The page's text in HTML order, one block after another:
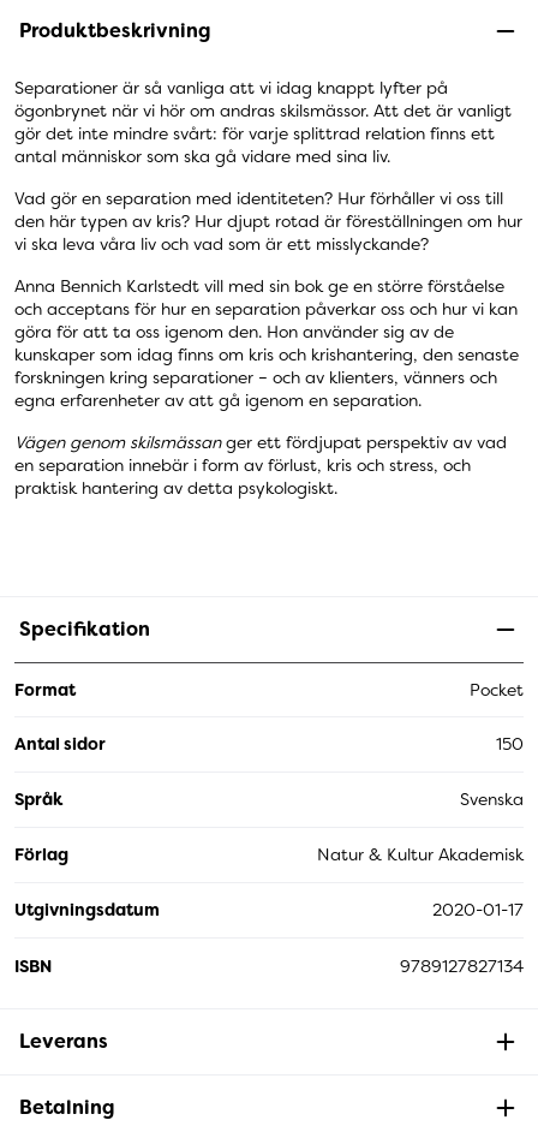
Produktbeskrivning
Separationer är så vanliga att vi idag knappt lyfter på
ögonbrynet när vi hör om andras skilsmässor. Att det är vanligt
gör det inte mindre svårt: för varje splittrad relation finns ett
antal människor som ska gå vidare med sina liv.
Vad gör en separation med identiteten? Hur förhåller vi oss till
den här typen av kris? Hur djupt rotad är föreställningen om hur
vi ska leva våra liv och vad som är ett misslyckande?
Anna Bennich Karlstedt vill med sin bok ge en större förståelse
och acceptans för hur en separation påverkar oss och hur vi kan
göra för att ta oss igenom den. Hon använder sig av de
kunskaper som idag finns om kris och krishantering, den senaste
forskningen kring separationer – och av klienters, vänners och
egna erfarenheter av att gå igenom en separation.
Vägen genom skilsmässanger ett fördjupat perspektiv av vad
en separation innebär i form av förlust, kris och stress, och
praktisk hantering av detta psykologiskt.
Specifikation
Format Pocket
Antal sidor 150
Språk Svenska
Förlag Natur & Kultur Akademisk
Utgivningsdatum 2020-01-17
ISBN 9789127827134
Leverans
Betalning